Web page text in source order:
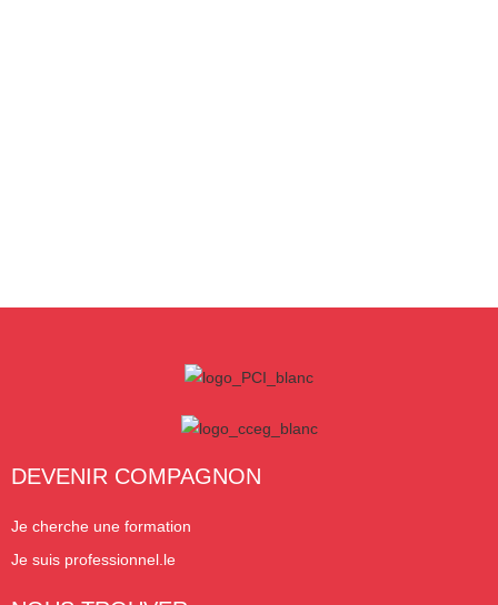
DEVENIR COMPAGNON
Je cherche une formation
Je suis professionnel.le